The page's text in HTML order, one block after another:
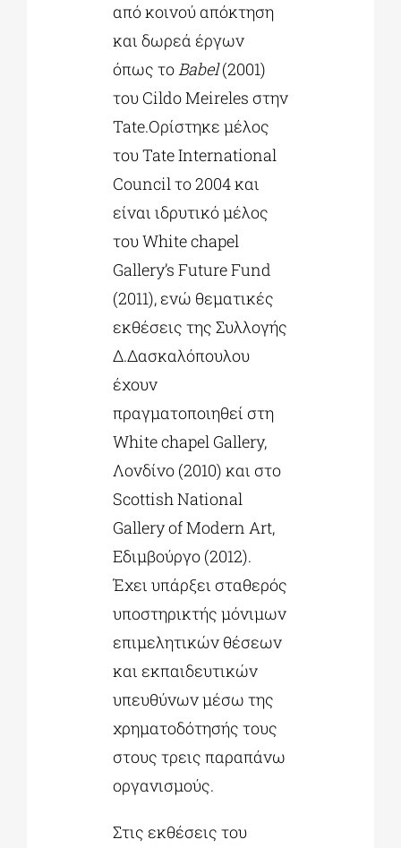
από κοινού απόκτηση
και δωρεά έργων
όπως τοBabel(2001)
του Cildo Meireles στην
Tate.Ορίστηκε μέλος
του Tate International
Council το 2004 και
είναι ιδρυτικό μέλος
του White chapel
Gallery’s Future Fund
(2011), ενώ θεματικές
εκθέσεις της Συλλογής
Δ.Δασκαλόπουλου
έχουν
πραγματοποιηθεί στη
White chapel Gallery,
Λονδίνο (2010) και στο
Scottish National
Gallery of Modern Art,
Εδιμβούργο (2012).
Έχει υπάρξει σταθερός
υποστηρικτής μόνιμων
επιμελητικών θέσεων
και εκπαιδευτικών
υπευθύνων μέσω της
χρηματοδότησής τους
στους τρεις παραπάνω
οργανισμούς.
Στις εκθέσεις του